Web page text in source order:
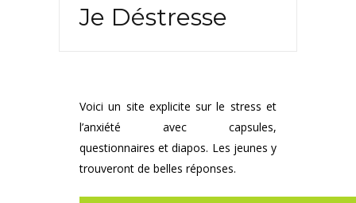
Je Déstresse
Voici un site explicite sur le stress et
l’anxiété avec capsules,
questionnaires et diapos. Les jeunes y
trouveront de belles réponses.